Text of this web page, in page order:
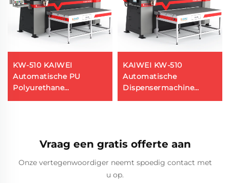
KW-510 KAIWEI
Automatische PU
Polyurethane
Schuimgasket
KAIWEI KW-510
Automatische
Dispensermachine
Polyurethane
Vraag een gratis offerte aan
Onze vertegenwoordiger neemt spoedig contact met
u op.